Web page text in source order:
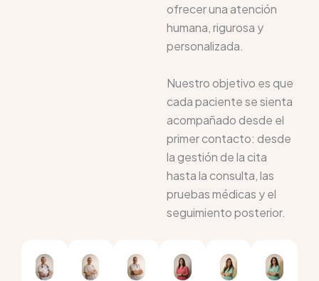
ofrecer una atención
humana, rigurosa y
personalizada.
Nuestro objetivo es que
cada paciente se sienta
acompañado desde el
primer contacto: desde
la gestión de la cita
hasta la consulta, las
pruebas médicas y el
seguimiento posterior.